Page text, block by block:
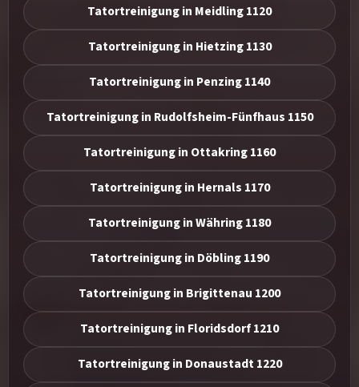
Tatortreinigung in Meidling 1120
Tatortreinigung in Hietzing 1130
Tatortreinigung in Penzing 1140
Tatortreinigung in Rudolfsheim-Fünfhaus 1150
Tatortreinigung in Ottakring 1160
Tatortreinigung in Hernals 1170
Tatortreinigung in Währing 1180
Tatortreinigung in Döbling 1190
Tatortreinigung in Brigittenau 1200
Tatortreinigung in Floridsdorf 1210
Tatortreinigung in Donaustadt 1220